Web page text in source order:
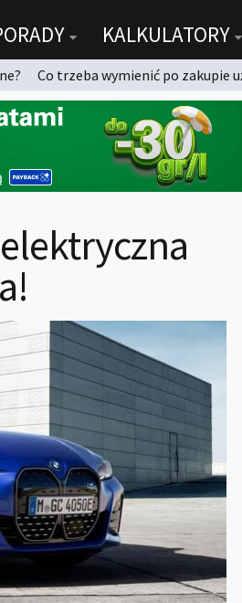
KALKULATORY
Co trzeba wymienić po zakupie